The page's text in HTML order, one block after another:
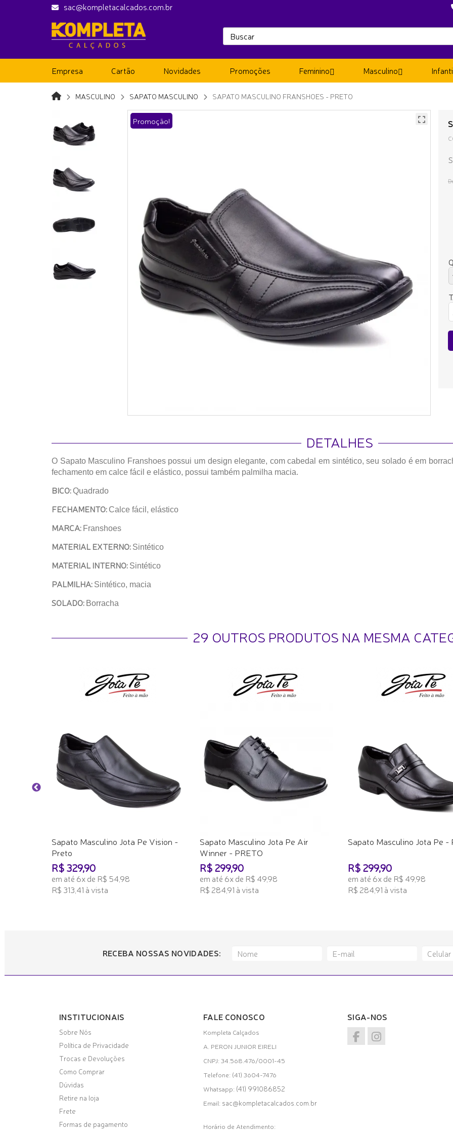
sac@kompletacalcados.com.br
Empresa Cartão Novidades Promoções Feminino Masculino
MASCULINO SAPATO MASCULINO SAPATO MASCULINO FRANSHOES - PRETO
Promoção!
DETALHES
O Sapato Masculino Franshoes possui um design elegante, com cabedal em sintético, seu solado é em
fechamento em calce fácil e elástico, possui também palmilha macia.
BICO:Quadrado
FECHAMENTO: Calce fácil, elástico
MARCA: Franshoes
MATERIAL EXTERNO: Sintético
MATERIAL INTERNO: Sintético
PALMILHA: Sintético, macia
SOLADO: Borracha
29 OUTROS PRODUTOS NA MESMA
Sapato Masculino Jota Pe Vision -
Preto
R$ 329,90
em até 6x de R$ 54,98
R$ 313,41 à vista
Sapato Masculino Jota Pe Air
Winner - PRETO
R$ 299,90
em até 6x de R$ 49,98
R$ 284,91 à vista
Sapato Masculino Jota Pe -
R$ 299,90
em até 6x de R$ 49,98
R$ 284,91 à vista
RECEBA NOSSAS NOVIDADES:
INSTITUCIONAIS
Sobre Nós
Política de Privacidade
Trocas e Devoluções
Como Comprar
Dúvidas
Retire na loja
Frete
Formas de pagamento
FALE CONOSCO
Kompleta Calçados
A. PERON JUNIOR EIRELI
CNPJ: 34.568.476/0001-45
Telefone: (41) 3604-7476
Whatsapp: (41) 991086852
Email: sac@kompletacalcados.com.br
Horário de Atendimento:
SIGA-NOS